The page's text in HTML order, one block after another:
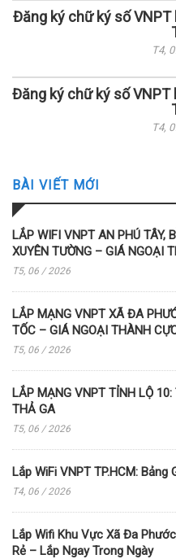
Đăng ký chữ ký số VNPT
T4,
Đăng ký chữ ký số VNPT
T4,
BÀI VIẾT MỚI
LẮP WIFI VNPT AN PHÚ TÂY,
XUYÊN TƯỜNG – GIÁ NGOẠI
T5, 06 / 2026
LẮP MẠNG VNPT XÃ ĐA
TỐC – GIÁ NGOẠI THÀNH
T5, 06 / 2026
LẮP MẠNG VNPT TỈNH LỘ
THẢ GA
T5, 06 / 2026
Lắp WiFi VNPT TP.HCM:
T4, 06 / 2026
Lắp Wifi Khu Vực Xã Đa
Rẻ – Lắp Ngay Trong Ngày